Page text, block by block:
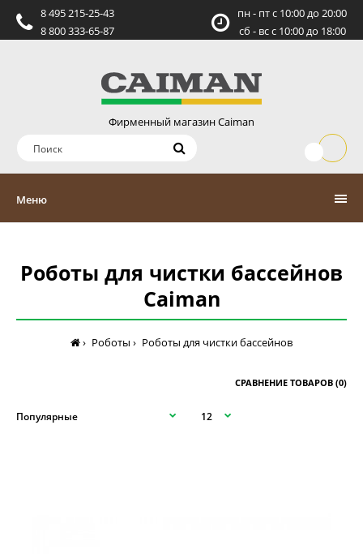
8 495 215-25-43
8 800 333-65-87
пн - пт c 10:00 до 20:00
сб - вс c 10:00 до 18:00
Фирменный магазин Caiman
Меню
Роботы для чистки бассейнов
Caiman
Роботы Роботы для чистки бассейнов
СРАВНЕНИЕ ТОВАРОВ (0)